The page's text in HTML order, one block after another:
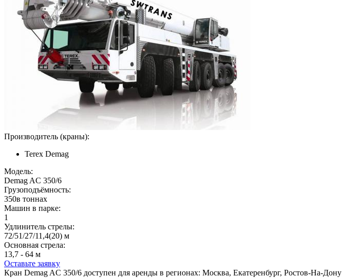
Производитель (краны):
Terex Demag
Модель:
Demag AC 350/6
Грузоподъёмность:
350в тоннах
Машин в парке:
1
Удлинитель стрелы:
72/51/27/11,4(20) м
Основная стрела:
13,7 - 64 м
Оставьте заявку
Кран Demag AC 350/6 доступен для аренды в регионах: Москва, Екатеренбург, Ростов-На-Дону